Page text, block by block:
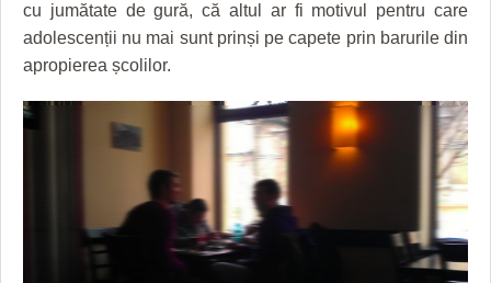
FOTBAL JUDETEAN
ALTE SPORTURI
DOSARELE DEBANAT
ETICA LUCIDITĂȚII ASISTATE
JURNAL DE CAMPANIE
ZÂMBETE AMARE
GRĂDINA TAICII DOMNULUI
ZIARISTU’ DE TERASĂ
TIMP LIBER ȘI CULTURĂ
TIMP LIBER
ULTRAMARIN VA RECOMANDA
CULTURA
CRONICĂ DE FILM
UNDE MERGEM
ECONOMIC
AFACERI
SĂNĂTATE
MAI MULTE
ACCIDENTE
ANUNŢURI
cu jumătate de gură, că altul ar fi motivul pentru care
adolescenții nu mai sunt prinși pe capete prin barurile din
apropierea școlilor.